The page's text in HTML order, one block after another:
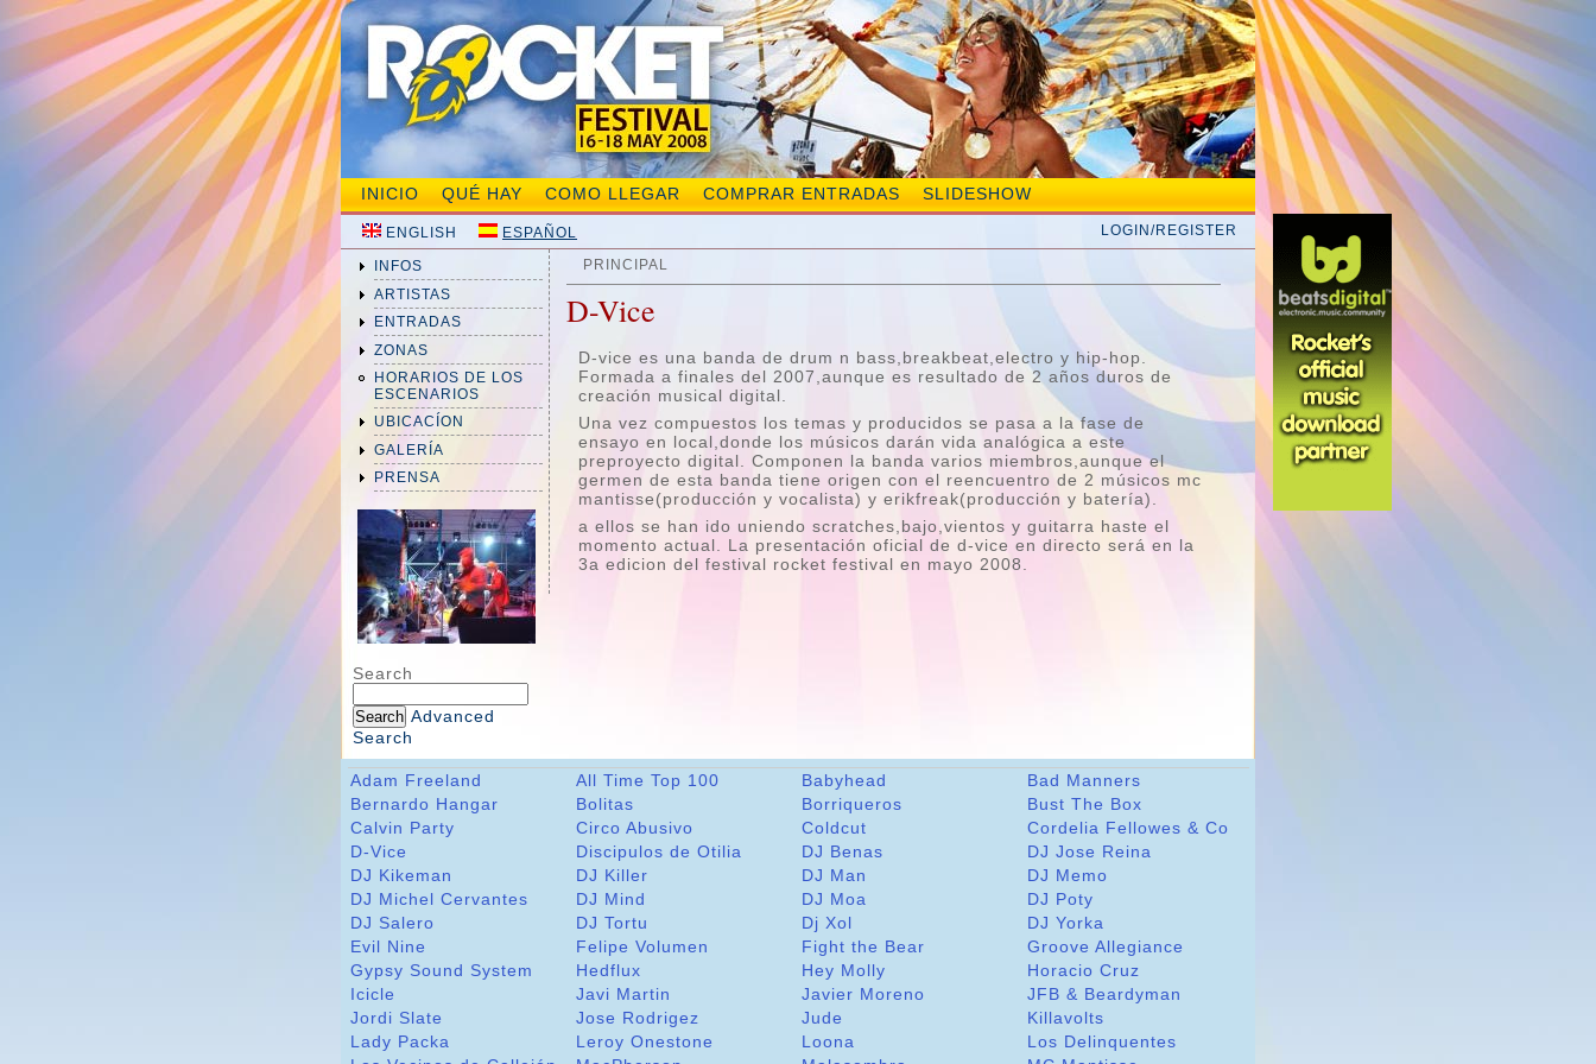
INICIO QUÉ HAY COMO LLEGAR COMPRAR ENTRADAS SLIDESHOW
ENGLISH ESPAÑOL LOGIN/REGISTER
INFOS
ARTISTAS
ENTRADAS
ZONAS
HORARIOS DE LOS
ESCENARIOS
UBICACÍON
GALERÍA
PRENSA
Search
Advanced
Search
PRINCIPAL
D-Vice
D-vice es una banda de drum n bass,breakbeat,electro y hip-hop.
Formada a finales del 2007,aunque es resultado de 2 años duros de
creación musical digital.
Una vez compuestos los temas y producidos se pasa a la fase de
ensayo en local,donde los músicos darán vida analógica a este
preproyecto digital. Componen la banda varios miembros,aunque el
germen de esta banda tiene origen con el reencuentro de 2 músicos mc
mantisse(producción y vocalista) y erikfreak(producción y batería).
a ellos se han ido uniendo scratches,bajo,vientos y guitarra haste el
momento actual. La presentación oficial de d-vice en directo será en la
3a edicion del festival rocket festival en mayo 2008.
Adam Freeland All Time Top 100 Babyhead
Bad Manners
Bernardo Hangar
Bolitas Borriqueros
Bust The Box
Calvin Party
Circo Abusivo Coldcut
Cordelia Fellowes & Co
D-Vice
Discipulos de Otilia DJ Benas
DJ Jose Reina
DJ Kikeman
DJ Killer DJ Man
DJ Memo
DJ Michel Cervantes
DJ Mind DJ Moa
DJ Poty
DJ Salero
DJ Tortu Dj Xol
DJ Yorka
Evil Nine
Felipe Volumen Fight the Bear
Groove Allegiance
Gypsy Sound System
Hedflux Hey Molly
Horacio Cruz
Icicle
Javi Martin Javier Moreno
JFB & Beardyman
Jordi Slate
Jose Rodrigez Jude
Killavolts
Lady Packa
Leroy Onestone Loona
Los Delinquentes